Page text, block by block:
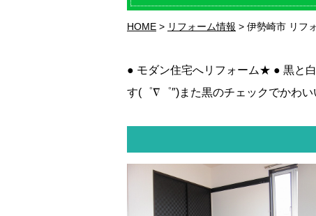
HOME リフォーム情報 伊勢崎市 リフ
● モダン住宅へリフォーム★ ● 黒と
す(゜∇゜″)また黒のチェックでかわい